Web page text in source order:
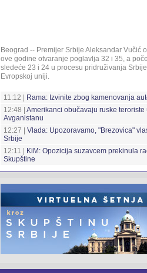
Beograd -- Premijer Srbije Aleksandar Vučić
ove godine otvaranje poglavlja 32 i 35, a
sledeće 23 i 24 u procesu pridruživanja Srbije
Evropskoj uniji.
11:12 |
Rama: Izvinite zbog kamenovanja
12:48 | Amerikanci obučavaju ruske teroriste
Avganistanu
12:27 | Vlada: Upozoravamo, "Brezovica"
Srbije
12:11 |
KiM: Opozicija suzavcem prekinula
Skupštine